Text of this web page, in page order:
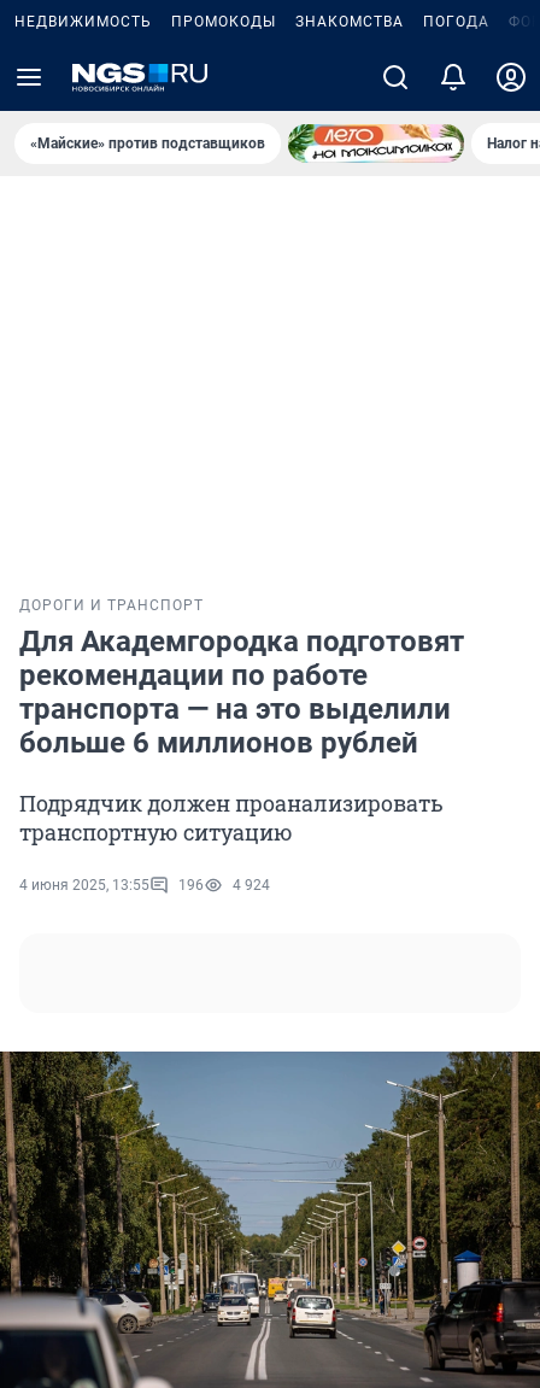
НЕДВИЖИМОСТЬ ПРОМОКОДЫ ЗНАКОМСТВА ПОГОДА
«Майские» против подставщиков Налог
ДОРОГИ И ТРАНСПОРТ
Для Академгородка подготовят
рекомендации по работе
транспорта — на это выделили
больше 6 миллионов рублей
Подрядчик должен проанализировать
транспортную ситуацию
4 июня 2025, 13:55 196 4 924